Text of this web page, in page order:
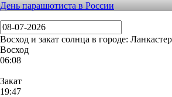
День парашютиста в России
Восход и закат солнца в городе: Ланкастер
Восход
06:08
Закат
19:47